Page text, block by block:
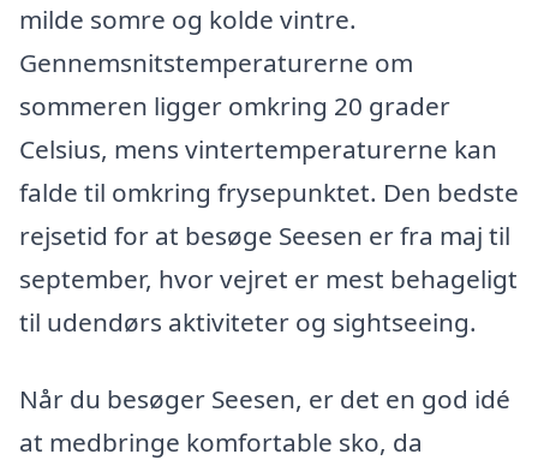
milde somre og kolde vintre.
Gennemsnitstemperaturerne om
sommeren ligger omkring 20 grader
Celsius, mens vintertemperaturerne kan
falde til omkring frysepunktet. Den bedste
rejsetid for at besøge Seesen er fra maj til
september, hvor vejret er mest behageligt
til udendørs aktiviteter og sightseeing.
Når du besøger Seesen, er det en god idé
at medbringe komfortable sko, da